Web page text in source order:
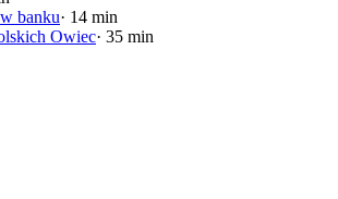
banku· 14 min
Owiec· 35 min